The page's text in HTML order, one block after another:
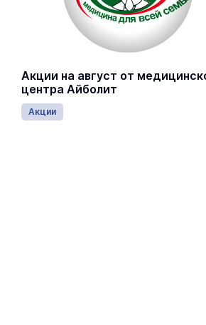
Акции на август от
центра Айболит
Акции